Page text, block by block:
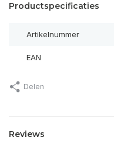
Productspecificaties
Artikelnummer
EAN
Delen
Reviews